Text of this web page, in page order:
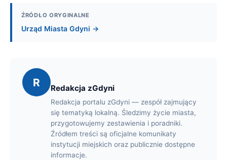
ŹRÓDŁO ORYGINALNE
Urząd Miasta Gdyni →
R Redakcja zGdyni
Redakcja portalu zGdyni — zespół zajmujący
się tematyką lokalną. Śledzimy życie miasta,
przygotowujemy zestawienia i poradniki.
Źródłem treści są oficjalne komunikaty
instytucji miejskich oraz publicznie dostępne
informacje.